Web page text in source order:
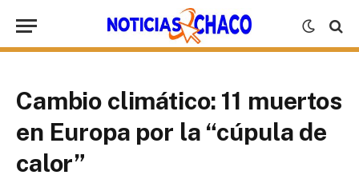
Cambio climático: 11 muertos
en Europa por la “cúpula de
calor”